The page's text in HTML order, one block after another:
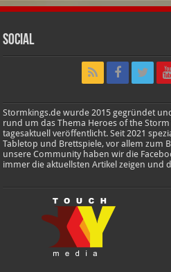
Social
Stormkings.de wurde 2015 gegründet
rund um das Thema Heroes of the
tagesaktuell veröffentlicht. Seit 2021
Tabletop und Brettspiele, vor allem zum
unsere Community haben wir die
immer die aktuellsten Artikel zeigen und